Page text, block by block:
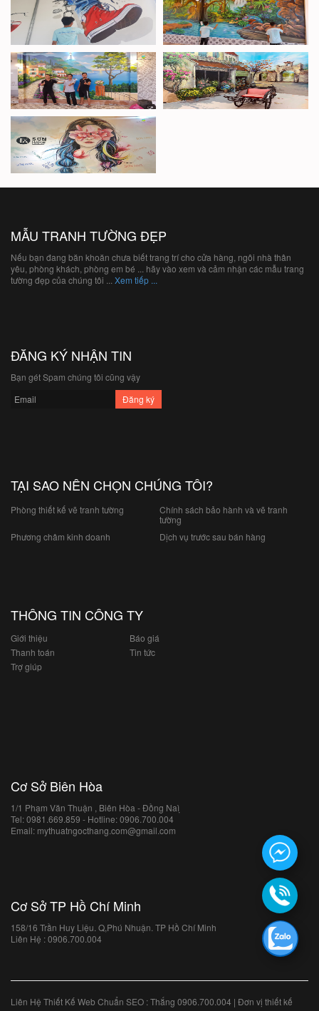
MẪU TRANH TƯỜNG ĐẸP
Nếu bạn đang băn khoăn chưa biết trang trí cho cửa hàng, ngôi nhà thân
yêu, phòng khách, phòng em bé ... hãy vào xem và cảm nhận các mẫu trang
tường đẹp của chúng tôi ... Xem tiếp ...
ĐĂNG KÝ NHẬN TIN
Bạn gét Spam chúng tôi cũng vậy
TẠI SAO NÊN CHỌN CHÚNG TÔI?
Phòng thiết kế vẽ tranh tường
Chính sách bảo hành và vẽ tranh
tường
Phương châm kinh doanh
Dịch vụ trước sau bán hàng
THÔNG TIN CÔNG TY
Giới thiệu
Báo giá
Thanh toán
Tin tức
Trợ giúp
Cơ Sở Biên Hòa
1/1 Phạm Văn Thuận , Biên Hòa - Đồng Naì ̣
Tel: 0981.669.859 - Hotline: 0906.700.004
Email: mythuatngocthang.com@gmail.com
Cơ Sở TP Hồ Chí Minh
158/16 Trần Huy Liệu. Q,Phú Nhuận. TP Hồ Chí Minh
Liên Hệ : 0906.700.004
Liên Hệ Thiết Kế Web Chuẩn SEO : Thắng 0906.700.004 | Đơn vị thiết kế